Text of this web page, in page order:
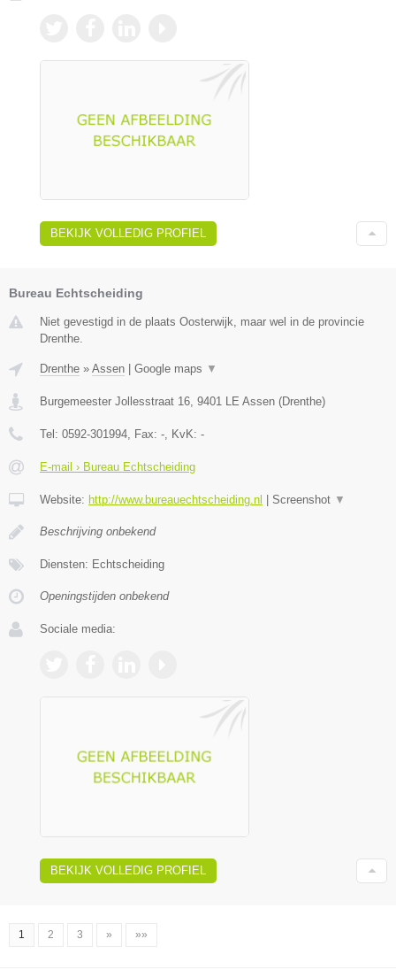
BEKIJK VOLLEDIG PROFIEL
Bureau Echtscheiding
Niet gevestigd in de plaats Oosterwijk, maar wel in de provincie
Drenthe.
Drenthe » Assen Google maps ▼
Burgemeester Jollesstraat 16, 9401 LE Assen (Drenthe)
Tel: 0592-301994, Fax: -, KvK: -
E-mail › Bureau Echtscheiding
Website: http://www.bureauechtscheiding.nl Screenshot ▼
Beschrijving onbekend
Diensten: Echtscheiding
Openingstijden onbekend
Sociale media:
BEKIJK VOLLEDIG PROFIEL
1 2 3 » »»